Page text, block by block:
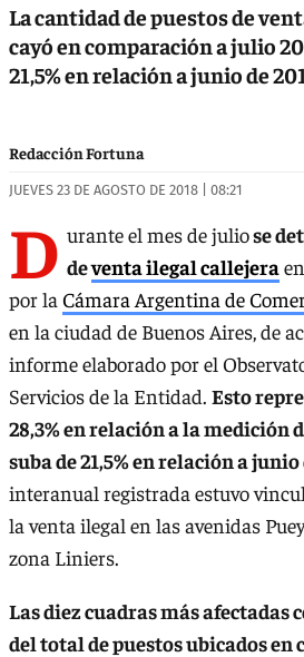
La cantidad de puestos de
cayó en comparación a julio
21,5% en relación a junio de
Redacción Fortuna
JUEVES 23 DE AGOSTO DE 2018 | 08:21
D urante el mes de juliose
deventa ilegal callejera
por la Cámara Argentina de
en la ciudad de Buenos Aires, de
informe elaborado por el
Servicios de la Entidad. Esto
28,3% en relación a la medición
suba de 21,5% en relación a junio
interanual registrada estuvo
la venta ilegal en las avenidas
zona Liniers.
Las diez cuadras más afectadas
del total de puestos ubicados en